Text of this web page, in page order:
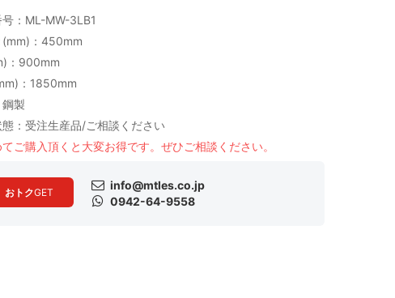
：ML-MW-3LB1
(mm)：450mm
：900mm
：1850mm
製
：受注生産品/ご相談ください
てご購入頂くと大変お得です。ぜひご相談ください。
おトクGET
info@mtles.co.jp
0942-64-9558